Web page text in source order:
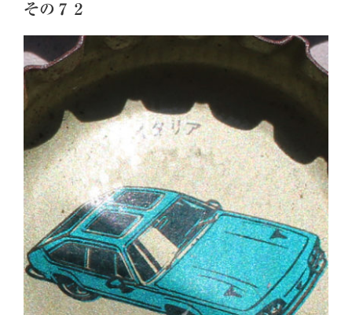
その７２